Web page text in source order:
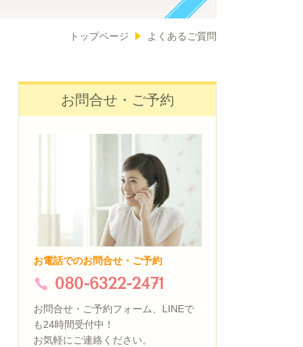
トップページ よくあるご質問
お問合せ・ご予約
お電話でのお問合せ・ご予約
080-6322-2471
お問合せ・ご予約フォーム、LINEで
も24時間受付中！
お気軽にご連絡ください。